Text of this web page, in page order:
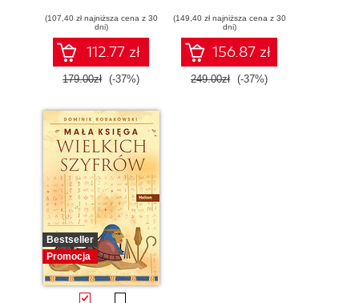
(107,40 zł najniższa cena z 30
dni)
112.77 zł
179.00zł (-37%)
Cisco. Wydanie II
(149,40 zł najniższa cena z 30
dni)
156.87 zł
249.00zł (-37%)
Bestseller
Promocja